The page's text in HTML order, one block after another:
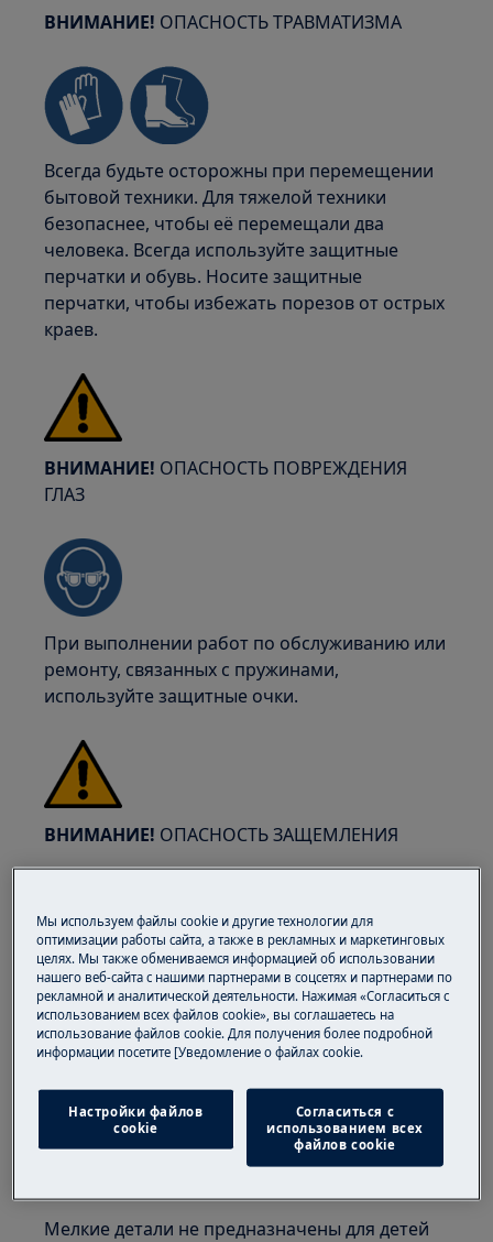
ВНИМАНИЕ! ОПАСНОСТЬ ТРАВМАТИЗМА
Всегда будьте осторожны при перемещении
бытовой техники. Для тяжелой техники
безопаснее, чтобы её перемещали два
человека. Всегда используйте защитные
перчатки и обувь. Носите защитные
перчатки, чтобы избежать порезов от острых
краев.
ВНИМАНИЕ! ОПАСНОСТЬ ПОВРЕЖДЕНИЯ
ГЛАЗ
При выполнении работ по обслуживанию или
ремонту, связанных с пружинами,
используйте защитные очки.
ВНИМАНИЕ! ОПАСНОСТЬ ЗАЩЕМЛЕНИЯ
Надевайте защитные перчатки, если вы
выполняете работы по обслуживанию или
ремонту, связанные с ремнями.
Мелкие детали не предназначены для детей
Мы используем файлы cookie и другие технологии для
оптимизации работы сайта, а также в рекламных и маркетинговых
целях. Мы также обмениваемся информацией об использовании
нашего веб-сайта с нашими партнерами в соцсетях и партнерами по
рекламной и аналитической деятельности. Нажимая «Согласиться с
использованием всех файлов cookie», вы соглашаетесь на
использование файлов cookie. Для получения более подробной
информации посетите [Уведомление о файлах cookie.
Настройки файлов
cookie
Согласиться с
использованием всех
файлов cookie